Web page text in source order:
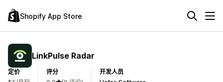
Shopify App Store
LinkPulse Radar
定价
评分
开发人员